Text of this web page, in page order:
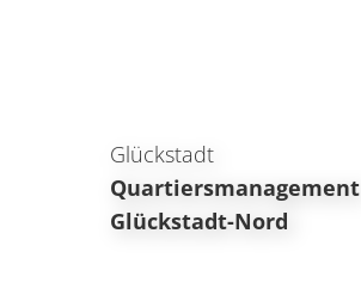
Glückstadt
Quartiersmanagement
Glückstadt-Nord